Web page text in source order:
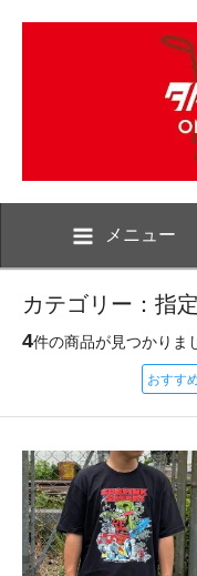
メニュー
カテゴリー：指
4件の商品が見つかりま
おすす